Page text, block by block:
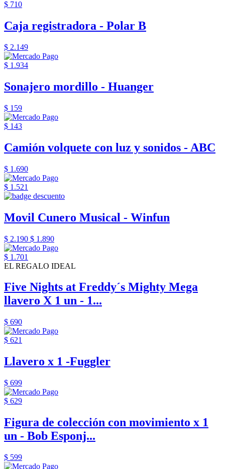
$ 710
Caja registradora - Polar B
$ 2.149
$ 1.934
Sonajero mordillo - Huanger
$ 159
$ 143
Camión volquete con luz y sonidos - ABC
$ 1.690
$ 1.521
Movil Cunero Musical - Winfun
$ 2.190 $ 1.890
$ 1.701
EL REGALO IDEAL
Five Nights at Freddy´s Mighty Mega
llavero X 1 un - 1...
$ 690
$ 621
Llavero x 1 -Fuggler
$ 699
$ 629
Figura de colección con movimiento x 1
un - Bob Esponj...
$ 599